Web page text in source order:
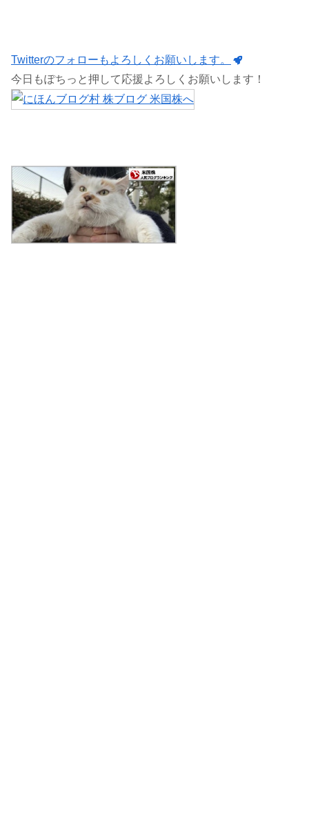
Twitterのフォローもよろしくお願いします。
今日もぽちっと押して応援よろしくお願いします！